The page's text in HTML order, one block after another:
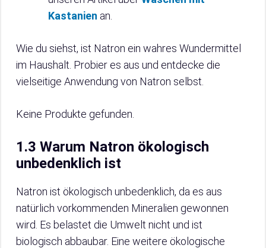
Kastanien an.
Wie du siehst, ist Natron ein wahres Wundermittel
im Haushalt. Probier es aus und entdecke die
vielseitige Anwendung von Natron selbst.
Keine Produkte gefunden.
1.3 Warum Natron ökologisch
unbedenklich ist
Natron ist ökologisch unbedenklich, da es aus
natürlich vorkommenden Mineralien gewonnen
wird. Es belastet die Umwelt nicht und ist
biologisch abbaubar. Eine weitere ökologische